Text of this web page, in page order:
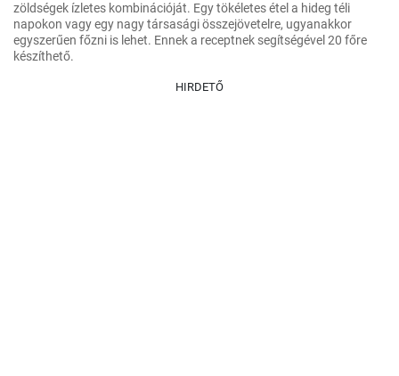
zöldségek ízletes kombinációját. Egy tökéletes étel a hideg téli
napokon vagy egy nagy társasági összejövetelre, ugyanakkor
egyszerűen főzni is lehet. Ennek a receptnek segítségével 20 főre
készíthető.
HIRDETŐ